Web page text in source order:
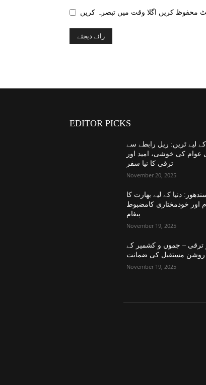
EDITOR PICKS
لیے ٹرین: ریل رابطے سے
عوام کی خوشی، امید اور
ترقی کا نیا سفر
November 20, 2025
دنیا کے لیے بھارت کا
اور خودمختاری کامضبوط
پیغام
November 19, 2025
ترقی – جموں و کشمیر کے
روشن مستقبل کی ضمانت
November 19, 2025